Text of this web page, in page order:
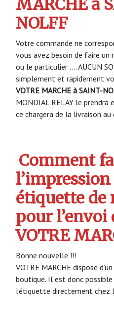
MARCHE à
NOLFF
Votre commande ne
vous avez besoin de faire
ou le particulier …. AUCUN
simplement et rapidement
VOTRE MARCHE à SAINT-
MONDIAL RELAY le prendra
ce chargera de la livraison
Comment
l’impression
étiquette de
pour l’envoi
VOTRE
Bonne nouvelle !!!
VOTRE MARCHE dispose
boutique. Il est donc possible
l’étiquette directement chez